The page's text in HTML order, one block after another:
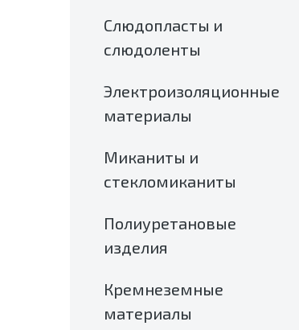
Слюдопласты и
слюдоленты
Электроизоляционные
материалы
Миканиты и
стекломиканиты
Полиуретановые
изделия
Кремнеземные
материалы